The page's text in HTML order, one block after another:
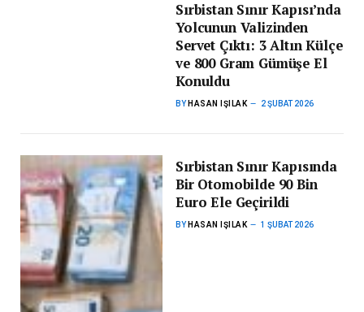
Sırbistan Sınır Kapısı’nda
Yolcunun Valizinden
Servet Çıktı: 3 Altın Külçe
ve 800 Gram Gümüşe El
Konuldu
BY HASAN IŞILAK 2 ŞUBAT 2026
Sırbistan Sınır Kapısında
Bir Otomobilde 90 Bin
Euro Ele Geçirildi
BY HASAN IŞILAK 1 ŞUBAT 2026